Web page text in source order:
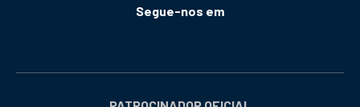
Segue-nos em
abre
nova
abre
nova
abre
nova
abre
nova
abre
nova
abre
nova
abre